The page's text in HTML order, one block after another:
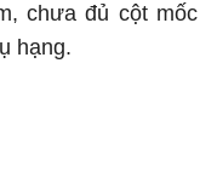
chưa đủ cột mốc
hạng.